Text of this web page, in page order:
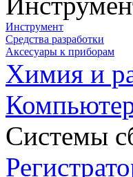
Инструмент
Средства разработки
Аксесуары к приборам
Химия и
Системы